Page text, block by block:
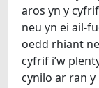
aros yn y
neu yn ei ail-
oedd rhiant
cyfrif i’w
cynilo ar ran